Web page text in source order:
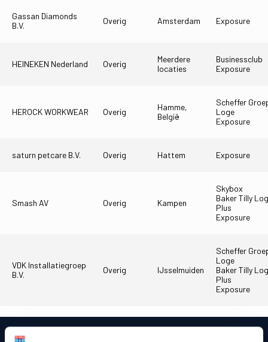
Supporters
Gassan Diamonds
B.V.
Overig Amsterdam Exposure
HEINEKEN Nederland Overig
Meerdere
locaties
Businessclub
Exposure
HEROCK WORKWEAR Overig
Hamme,
België
Scheffer
Loge
Exposure
saturn petcare B.V. Overig Hattem Exposure
Smash AV Overig Kampen
Skybox
Baker Tilly
Plus
Exposure
VDK Installatiegroep
B.V.
Overig IJsselmuiden
Scheffer
Loge
Baker Tilly
Plus
Exposure